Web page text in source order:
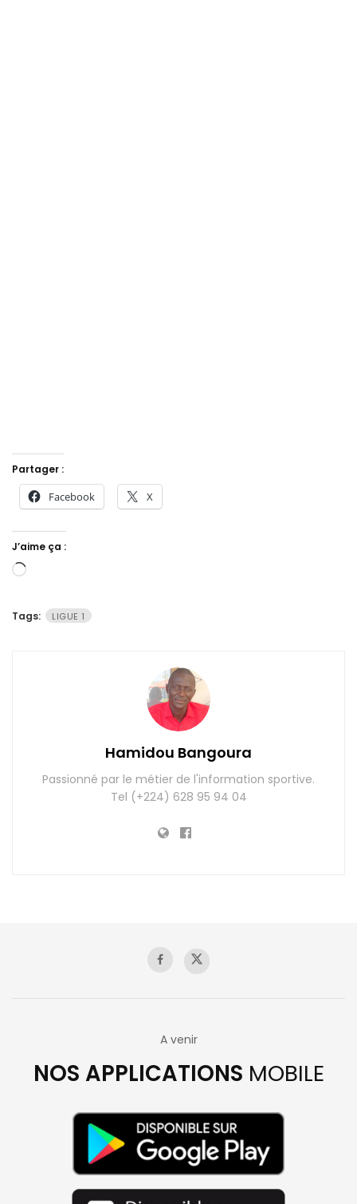
Partager :
Facebook X
J’aime ça :
Chargement…
Tags: LIGUE 1
Hamidou Bangoura
Passionné par le métier de l'information sportive.
Tel (+224) 628 95 94 04
A venir
NOS APPLICATIONS MOBILE